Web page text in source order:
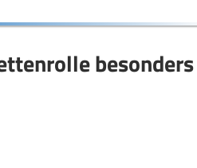
besonders